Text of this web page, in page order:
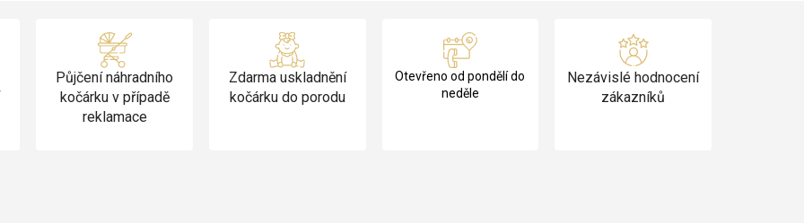
Půjčení náhradního
kočárku v případě
reklamace
Zdarma uskladnění
kočárku do porodu
Otevřeno od pondělí do
neděle
Nezávislé hodnocení
zákazníků